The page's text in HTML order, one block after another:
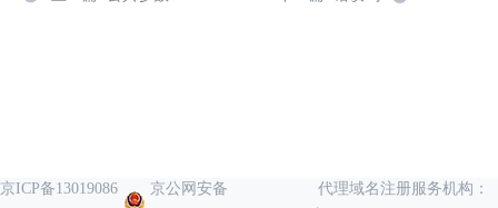
京ICP备13019086
京公网安备
代理域名注册服务机构：